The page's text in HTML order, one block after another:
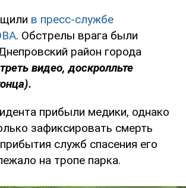
в пресс-службе
. Обстрелы врага были
район города
видео, доскролльте
прибыли медики, однако
зафиксировать смерть
служб спасения его
на тропе парка.